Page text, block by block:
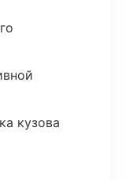
кузова